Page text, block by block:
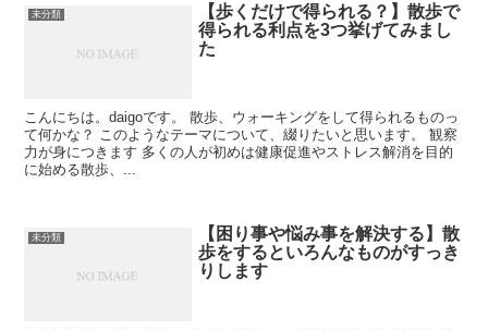
未分類
【歩くだけで得られる？】散歩で
得られる利点を3つ挙げてみまし
た
こんにちは。daigoです。 散歩、ウォーキングをして得られるものっ
て何かな？ このようなテーマについて、綴りたいと思います。 観察
力が身につきます 多くの人が初めは健康促進やストレス解消を目的
に始める散歩、...
未分類
【困り事や悩み事を解決する】散
歩をするといろんなものがすっき
りします